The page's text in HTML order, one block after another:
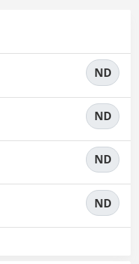
ND
ND
ND
ND